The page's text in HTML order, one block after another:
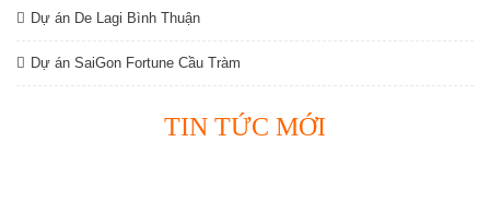
Dự án De Lagi Bình Thuận
Dự án SaiGon Fortune Cầu Tràm
TIN TỨC MỚI